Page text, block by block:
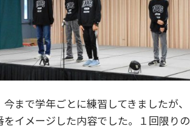
まで学年ごとに練習してきましたが、
イメージした内容でした。１回限りの